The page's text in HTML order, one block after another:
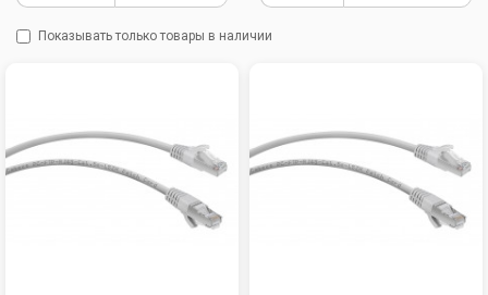
Показывать только товары в наличии